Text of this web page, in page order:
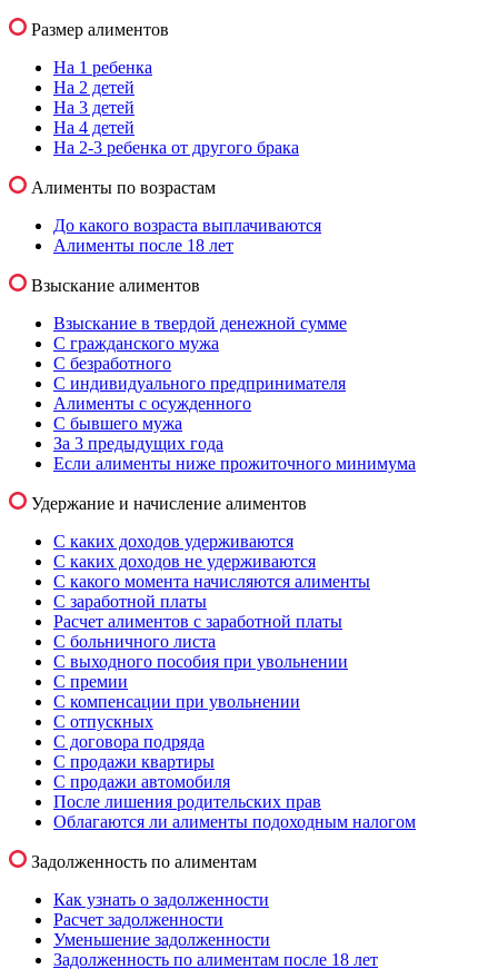
Размер алиментов
На 1 ребенка
На 2 детей
На 3 детей
На 4 детей
На 2-3 ребенка от другого брака
Алименты по возрастам
До какого возраста выплачиваются
Алименты после 18 лет
Взыскание алиментов
Взыскание в твердой денежной сумме
С гражданского мужа
С безработного
С индивидуального предпринимателя
Алименты с осужденного
С бывшего мужа
За 3 предыдущих года
Если алименты ниже прожиточного минимума
Удержание и начисление алиментов
С каких доходов удерживаются
С каких доходов не удерживаются
С какого момента начисляются алименты
С заработной платы
Расчет алиментов с заработной платы
С больничного листа
С выходного пособия при увольнении
С премии
С компенсации при увольнении
С отпускных
С договора подряда
С продажи квартиры
С продажи автомобиля
После лишения родительских прав
Облагаются ли алименты подоходным налогом
Задолженность по алиментам
Как узнать о задолженности
Расчет задолженности
Уменьшение задолженности
Задолженность по алиментам после 18 лет